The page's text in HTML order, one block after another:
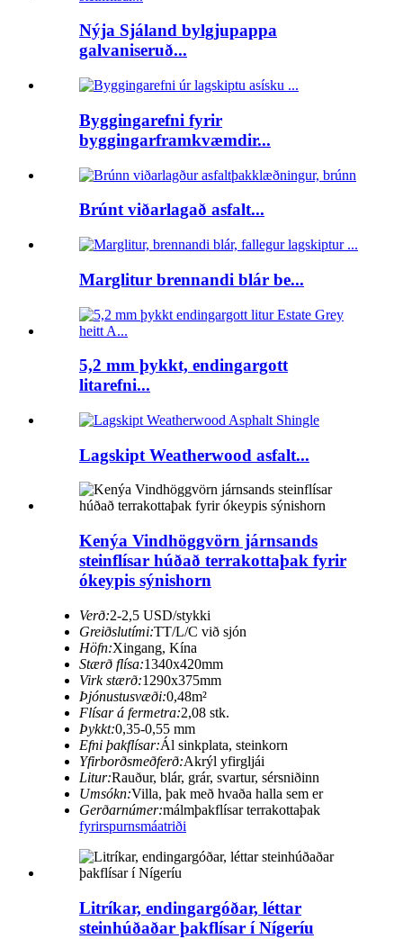
Nýja Sjáland bylgjupappa
galvaniseruð...
Byggingarefni fyrir
byggingarframkvæmdir...
Brúnt viðarlagað asfalt...
Marglitur brennandi blár be...
5,2 mm þykkt, endingargott
litarefni...
Lagskipt Weatherwood asfalt...
Kenýa Vindhöggvörn járnsands
steinflísar húðað terrakottaþak fyrir
ókeypis sýnishorn
Verð:2-2,5 USD/stykki
Greiðslutími:TT/L/C við sjón
Höfn:Xingang, Kína
Stærð flísa:1340x420mm
Virk stærð:1290x375mm
Þjónustusvæði:0,48m²
Flísar á fermetra:2,08 stk.
Þykkt:0,35-0,55 mm
Efni þakflísar:Ál sinkplata, steinkorn
Yfirborðsmeðferð:Akrýl yfirgljái
Litur:Rauður, blár, grár, svartur, sérsniðinn
Umsókn:Villa, þak með hvaða halla sem er
Gerðarnúmer:málmþakflísar terrakottaþak
fyrirspurnsmáatriði
Litríkar, endingargóðar, léttar
steinhúðaðar þakflísar í Nígeríu